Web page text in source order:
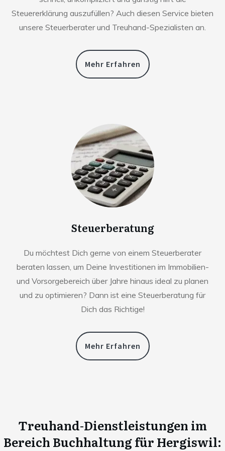
Steuererklärung auszufüllen? Auch diesen Service bieten
unsere Steuerberater und Treuhand-Spezialisten an.
Mehr Erfahren
Steuerberatung
Du möchtest Dich gerne von einem Steuerberater
beraten lassen, um Deine Investitionen im Immobilien-
und Vorsorgebereich über Jahre hinaus ideal zu planen
und zu optimieren? Dann ist eine Steuerberatung für
Dich das Richtige!
Mehr Erfahren
Treuhand-Dienstleistungen im
Bereich Buchhaltung für Hergiswil: